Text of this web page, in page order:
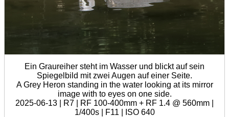
Ein Graureiher steht im Wasser und blickt auf sein
Spiegelbild mit zwei Augen auf einer Seite.
A Grey Heron standing in the water looking at its mirror
image with to eyes on one side.
2025-06-13 | R7 | RF 100-400mm + RF 1.4 @ 560mm |
1/400s | F11 | ISO 640